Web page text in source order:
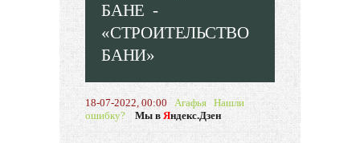
БАНЕ -
«СТРОИТЕЛЬСТВО
БАНИ»
18-07-2022, 00:00 Агафья Нашли
ошибку?
Мы в Яндекс.Дзен